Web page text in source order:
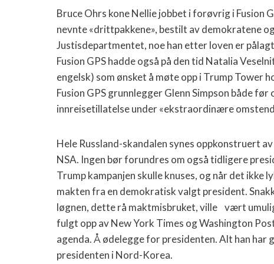
Bruce Ohrs kone Nellie jobbet i forøvrig i Fusion
nevnte «drittpakkene», bestilt av demokratene
Justisdepartmentet, noe han etter loven er
Fusion GPS hadde også på den tid Natalia
engelsk) som ønsket å møte opp i Trump Tower
Fusion GPS grunnlegger Glenn Simpson både
innreisetillatelse under «ekstraordinære
Hele Russland-skandalen synes oppkonstruert av
NSA. Ingen bør forundres om også tidligere
Trump kampanjen skulle knuses, og når det
makten fra en demokratisk valgt president.
løgnen, dette rå maktmisbruket, ville vært
fulgt opp av New York Times og Washington
agenda. Å ødelegge for presidenten. Alt han
presidenten i Nord-Korea.